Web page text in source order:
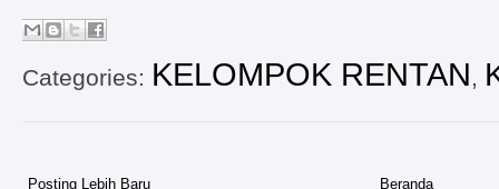
Categories: KELOMPOK RENTAN,
Posting Lebih Baru Beranda